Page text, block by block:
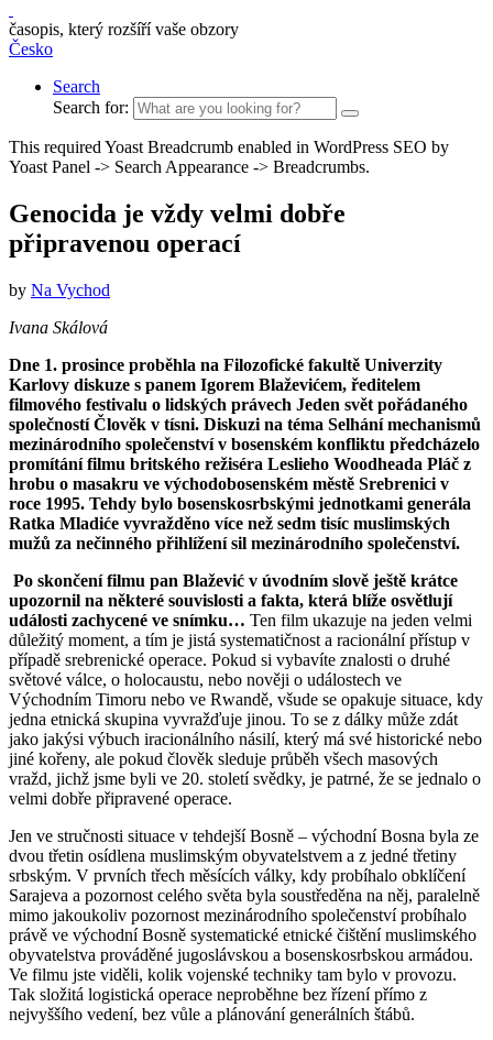
časopis, který rozšíří vaše obzory
Česko
Search
Search for:
This required Yoast Breadcrumb enabled in WordPress SEO by
Yoast Panel -> Search Appearance -> Breadcrumbs.
Genocida je vždy velmi dobře
připravenou operací
by Na Vychod
Ivana Skálová
Dne 1. prosince proběhla na Filozofické fakultě Univerzity
Karlovy diskuze s panem Igorem Blaževićem, ředitelem
filmového festivalu o lidských právech Jeden svět pořádaného
společností Člověk v tísni. Diskuzi na téma Selhání mechanismů
mezinárodního společenství v bosenském konfliktu předcházelo
promítání filmu britského režiséra Leslieho Woodheada Pláč z
hrobu o masakru ve východobosenském městě Srebrenici v
roce 1995. Tehdy bylo bosenskosrbskými jednotkami generála
Ratka Mladiće vyvražděno více než sedm tisíc muslimských
mužů za nečinného přihlížení sil mezinárodního společenství.
Po skončení filmu pan Blažević v úvodním slově ještě krátce
upozornil na některé souvislosti a fakta, která blíže osvětlují
události zachycené ve snímku… Ten film ukazuje na jeden velmi
důležitý moment, a tím je jistá systematičnost a racionální přístup v
případě srebrenické operace. Pokud si vybavíte znalosti o druhé
světové válce, o holocaustu, nebo nověji o událostech ve
Východním Timoru nebo ve Rwandě, všude se opakuje situace, kdy
jedna etnická skupina vyvražďuje jinou. To se z dálky může zdát
jako jakýsi výbuch iracionálního násilí, který má své historické nebo
jiné kořeny, ale pokud člověk sleduje průběh všech masových
vražd, jichž jsme byli ve 20. století svědky, je patrné, že se jednalo o
velmi dobře připravené operace.
Jen ve stručnosti situace v tehdejší Bosně – východní Bosna byla ze
dvou třetin osídlena muslimským obyvatelstvem a z jedné třetiny
srbským. V prvních třech měsících války, kdy probíhalo obklíčení
Sarajeva a pozornost celého světa byla soustředěna na něj, paralelně
mimo jakoukoliv pozornost mezinárodního společenství probíhalo
právě ve východní Bosně systematické etnické čištění muslimského
obyvatelstva prováděné jugoslávskou a bosenskosrbskou armádou.
Ve filmu jste viděli, kolik vojenské techniky tam bylo v provozu.
Tak složitá logistická operace neproběhne bez řízení přímo z
nejvyššího vedení, bez vůle a plánování generálních štábů.